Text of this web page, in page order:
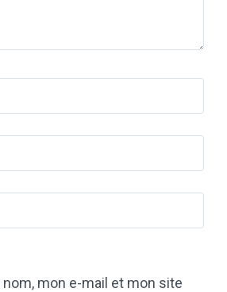
mon e-mail et mon site